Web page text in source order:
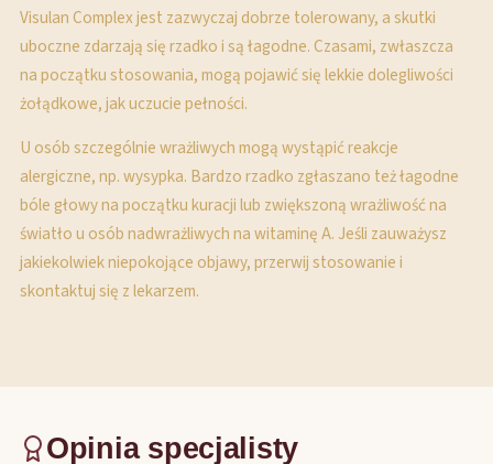
Visulan Complex jest zazwyczaj dobrze tolerowany, a skutki
uboczne zdarzają się rzadko i są łagodne. Czasami, zwłaszcza
na początku stosowania, mogą pojawić się lekkie dolegliwości
żołądkowe, jak uczucie pełności.
U osób szczególnie wrażliwych mogą wystąpić reakcje
alergiczne, np. wysypka. Bardzo rzadko zgłaszano też łagodne
bóle głowy na początku kuracji lub zwiększoną wrażliwość na
światło u osób nadwrażliwych na witaminę A. Jeśli zauważysz
jakiekolwiek niepokojące objawy, przerwij stosowanie i
skontaktuj się z lekarzem.
Opinia specjalisty